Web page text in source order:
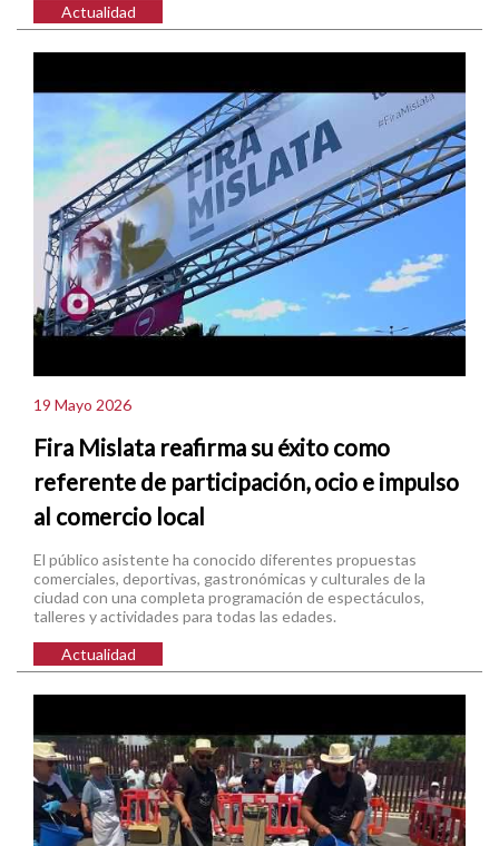
Actualidad
19 Mayo 2026
Fira Mislata reafirma su éxito como
referente de participación, ocio e impulso
al comercio local
El público asistente ha conocido diferentes propuestas
comerciales, deportivas, gastronómicas y culturales de la
ciudad con una completa programación de espectáculos,
talleres y actividades para todas las edades.
Actualidad